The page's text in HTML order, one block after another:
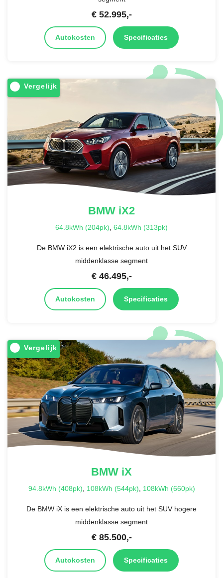
€ 52.995,-
Autokosten Specificaties
Vergelijk
BMW iX2
64.8kWh (204pk) 64.8kWh (313pk)
De BMW iX2 is een elektrische auto uit het SUV
middenklasse segment
€ 46.495,-
Autokosten Specificaties
Vergelijk
BMW iX
94.8kWh (408pk), 108kWh (544pk), 108kWh (660pk)
De BMW iX is een elektrische auto uit het SUV hogere
middenklasse segment
€ 85.500,-
Autokosten Specificaties